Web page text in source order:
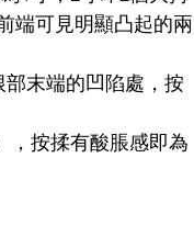
端可見明顯凸起的兩